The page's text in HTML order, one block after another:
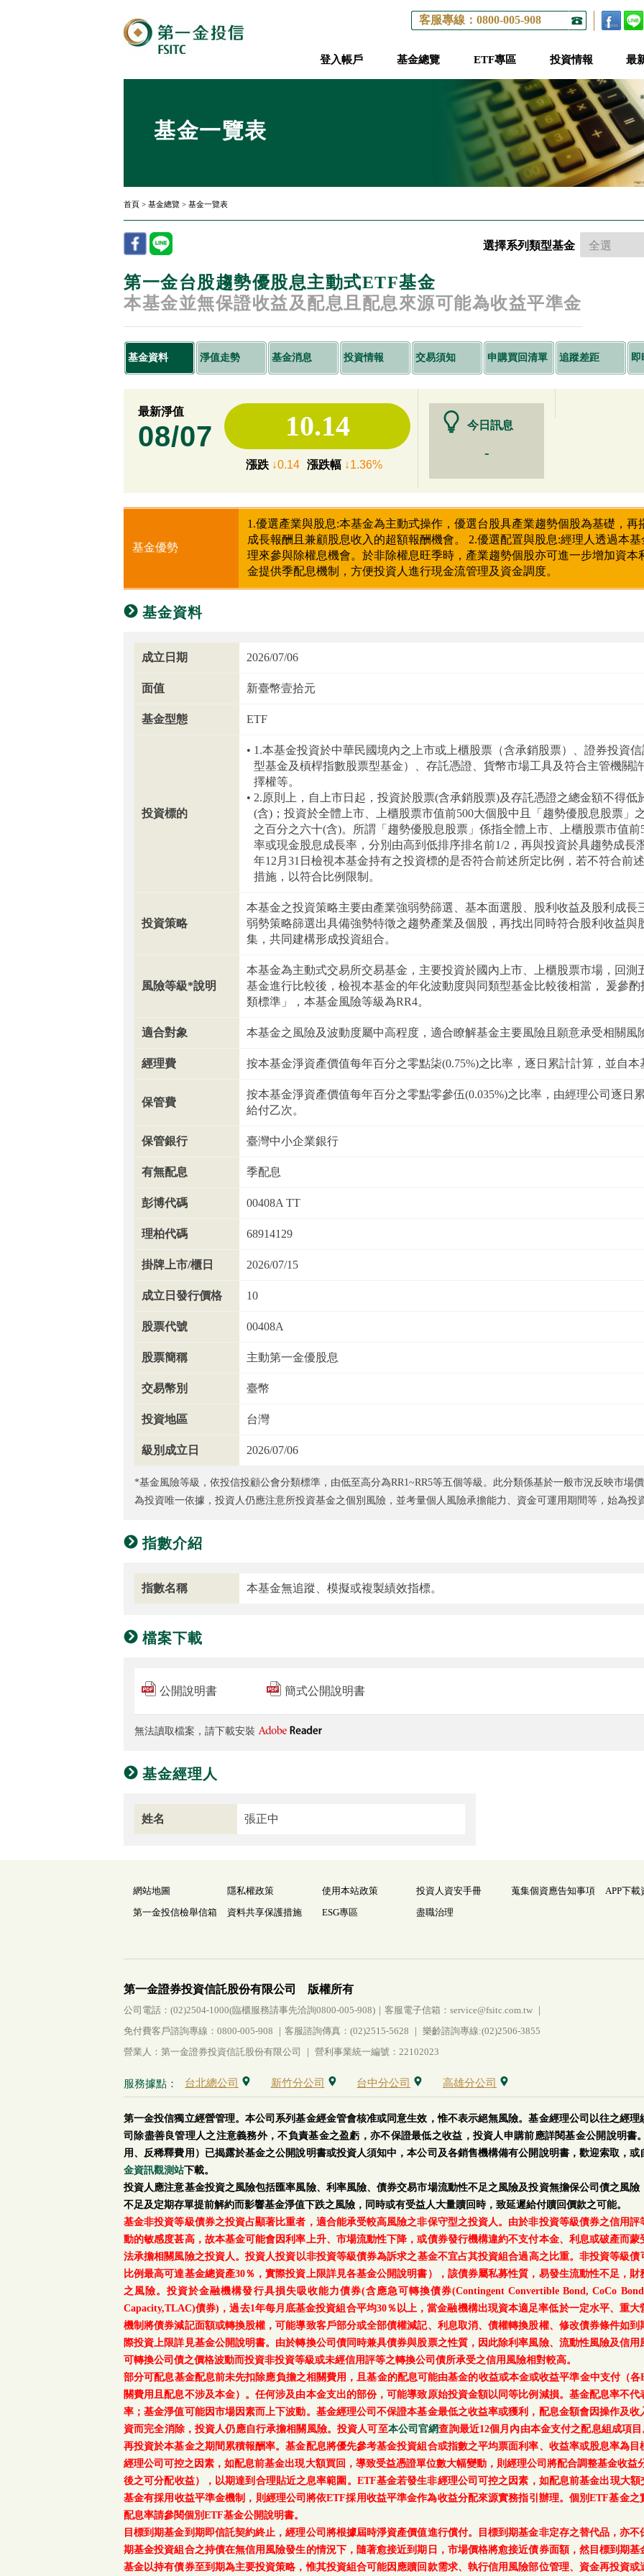
客服專線：0800-005-908
登入帳戶 基金總覽 ETF專區 投資情報 最
基金一覽表
首頁 > 基金總覽 > 基金一覽表
選擇系列類型基金
第一金台股趨勢優股息主動式ETF基金
本基金並無保證收益及配息且配息來源可能為收益平準金
基金資料 淨值走勢 基金消息 投資情報 交易須知 申購買回清單 追蹤差距 即
最新淨值
08/07 10.14
漲跌↓0.14 漲跌幅↓1.36%
今日訊息
-
基金優勢
1.優選產業與股息:本基金為主動式操作，優選台股具產業趨勢個股為基礎，
成長報酬且兼顧股息收入的超額報酬機會。 2.優選配置與股息:經理人透過本
理來參與除權息機會。於非除權息旺季時，產業趨勢個股亦可進一步增加資
金提供季配息機制，方便投資人進行現金流管理及資金調度。
基金資料
成立日期 2026/07/06
面值 新臺幣壹拾元
基金型態 ETF
投資標的
1.本基金投資於中華民國境內之上市或上櫃股票（含承銷股票）、證券投資
型基金及槓桿指數股票型基金）、存託憑證、貨幣市場工具及符合主管機關
擇權等。
2.原則上，自上市日起，投資於股票(含承銷股票)及存託憑證之總金額不得
(含)；投資於全體上市、上櫃股票市值前500大個股中且「趨勢優股息股票」
之百分之六十(含)。所謂「趨勢優股息股票」係指全體上市、上櫃股票市值
率或現金股息成長率，分別由高到低排序排名前1/2，再與投資於具趨勢成長
年12月31日檢視本基金持有之投資標的是否符合前述所定比例，若不符合前
措施，以符合比例限制。
投資策略
本基金之投資策略主要由產業強弱勢篩選、基本面選股、股利收益及股利成長
弱勢策略篩選出具備強勢特徵之趨勢產業及個股，再找出同時符合股利收益與
集，共同建構形成投資組合。
風險等級*說明
本基金為主動式交易所交易基金，主要投資於國內上市、上櫃股票市場，回測
基金進行比較後，檢視本基金的年化波動度與同類型基金比較後相當， 爰參
類標準」，本基金風險等級為RR4。
適合對象 本基金之風險及波動度屬中高程度，適合瞭解基金主要風險且願意承受相關風
經理費 按本基金淨資產價值每年百分之零點柒(0.75%)之比率，逐日累計計算，並自
保管費
按本基金淨資產價值每年百分之零點零參伍(0.035%)之比率，由經理公司逐日
給付乙次。
保管銀行 臺灣中小企業銀行
有無配息 季配息
彭博代碼 00408A TT
理柏代碼 68914129
掛牌上市/櫃日 2026/07/15
成立日發行價格 10
股票代號 00408A
股票簡稱 主動第一金優股息
交易幣別 臺幣
投資地區 台灣
級別成立日 2026/07/06
*基金風險等級，依投信投顧公會分類標準，由低至高分為RR1~RR5等五個等級。此分類係基於一般市況反映市場
為投資唯一依據，投資人仍應注意所投資基金之個別風險，並考量個人風險承擔能力、資金可運用期間等，始為投
指數介紹
指數名稱 本基金無追蹤、模擬或複製績效指標。
檔案下載
公開說明書 簡式公開說明書
無法讀取檔案，請下載安裝
基金經理人
姓名 張正中
網站地圖 隱私權政策 使用本站政策 投資人資安手冊 蒐集個資應告知事項
APP下載
第一金投信檢舉信箱
資料共享保護措施 ESG專區 盡職治理
第一金證券投資信託股份有限公司 版權所有
公司電話：(02)2504-1000(臨櫃服務請事先洽詢0800-005-908)｜客服電子信箱：service@fsitc.com.tw ｜
免付費客戶諮詢專線：0800-005-908 ｜客服諮詢傳真：(02)2515-5628 ｜ 樂齡諮詢專線:(02)2506-3855
營業人：第一金證券投資信託股份有限公司 ｜ 營利事業統一編號：22102023
服務據點： 台北總公司 新竹分公司 台中分公司 高雄分公司
第一金投信獨立經營管理。本公司系列基金經金管會核准或同意生效，惟不表示絕無風險。基金經理公司以往之經
司除盡善良管理人之注意義務外，不負責基金之盈虧，亦不保證最低之收益，投資人申購前應詳閱基金公開說明書
用、反稀釋費用）已揭露於基金之公開說明書或投資人須知中，本公司及各銷售機構備有公開說明書，歡迎索取，或
金資訊觀測站下載。
投資人應注意基金投資之風險包括匯率風險、利率風險、債券交易市場流動性不足之風險及投資無擔保公司債之風
不足及定期存單提前解約而影響基金淨值下跌之風險，同時或有受益人大量贖回時，致延遲給付贖回價款之可能。
基金非投資等級債券之投資占顯著比重者，適合能承受較高風險之非保守型之投資人。由於非投資等級債券之信用
動的敏感度甚高，故本基金可能會因利率上升、市場流動性下降，或債券發行機構違約不支付本金、利息或破產而
法承擔相關風險之投資人。投資人投資以非投資等級債券為訴求之基金不宜占其投資組合過高之比重。非投資等級
比例最高可達基金總資產30％，實際投資上限詳見各基金公開說明書），該債券屬私募性質，易發生流動性不足，
之風險。投資於金融機構發行具損失吸收能力債券(含應急可轉換債券(Contingent Convertible Bond, CoCo
Capacity,TLAC)債券)，過去1年每月底基金投資組合平均30％以上，當金融機構出現資本適足率低於一定水平、重
機制將債券減記面額或轉換股權，可能導致客戶部分或全部債權減記、利息取消、債權轉換股權、修改債券條件如
際投資上限詳見基金公開說明書。由於轉換公司債同時兼具債券與股票之性質，因此除利率風險、流動性風險及信
可轉換公司債之價格波動而投資非投資等級或未經信用評等之轉換公司債所承受之信用風險相對較高。
部分可配息基金配息前未先扣除應負擔之相關費用，且基金的配息可能由基金的收益或本金或收益平準金中支付（
關費用且配息不涉及本金）。任何涉及由本金支出的部份，可能導致原始投資金額以同等比例減損。基金配息率不
率；基金淨值可能因市場因素而上下波動。基金經理公司不保證本基金最低之收益率或獲利，配息金額會因操作及
資而完全消除，投資人仍應自行承擔相關風險。投資人可至本公司官網查詢最近12個月內由本金支付之配息組成項
再投資於本基金之期間累積報酬率。基金配息將優先參考基金投資組合或指數之平均票面利率、收益率或股息率為
經理公司可控之因素，如配息前基金出現大額買回，導致受益憑證單位數大幅變動，則經理公司將配合調整基金收
後之可分配收益），以期達到合理貼近之息率範圍。ETF基金若發生非經理公司可控之因素，如配息前基金出現大
基金有採用收益平準金機制，則經理公司將依ETF採用收益平準金作為收益分配來源實務指引辦理。個別ETF基金
配息率請參閱個別ETF基金公開說明書。
目標到期基金到期即信託契約終止，經理公司將根據屆時淨資產價值進行償付。目標到期基金非定存之替代品，亦
期基金投資組合之持債在無信用風險發生的情況下，隨著愈接近到期日，市場價格將愈接近債券面額，然目標到期
基金以持有債券至到期為主要投資策略，惟其投資組合可能因應贖回款需求、執行信用風險部位管理、資金再投資